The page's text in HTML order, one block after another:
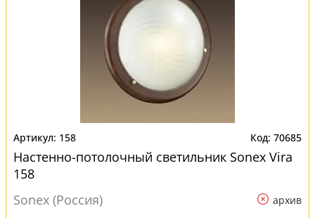
158 70685
Настенно-потолочный светильник Sonex Vira
158
Sonex (Россия)
архив